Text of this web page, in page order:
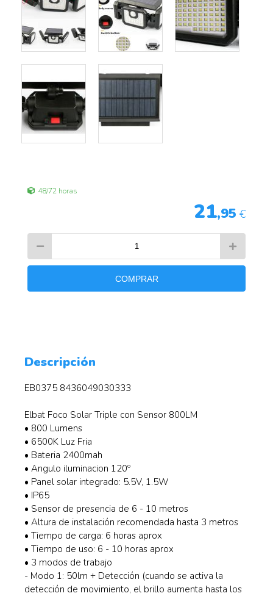
48/72 horas
21,95 €
COMPRAR
Descripción
EB0375 8436049030333
Elbat Foco Solar Triple con Sensor 800LM
• 800 Lumens
• 6500K Luz Fria
• Bateria 2400mah
• Angulo iluminacion 120º
• Panel solar integrado: 5.5V, 1.5W
• IP65
• Sensor de presencia de 6 - 10 metros
• Altura de instalación recomendada hasta 3 metros
• Tiempo de carga: 6 horas aprox
• Tiempo de uso: 6 - 10 horas aprox
• 3 modos de trabajo
- Modo 1: 50lm + Detección (cuando se activa la
detección de movimiento, el brillo aumenta hasta los